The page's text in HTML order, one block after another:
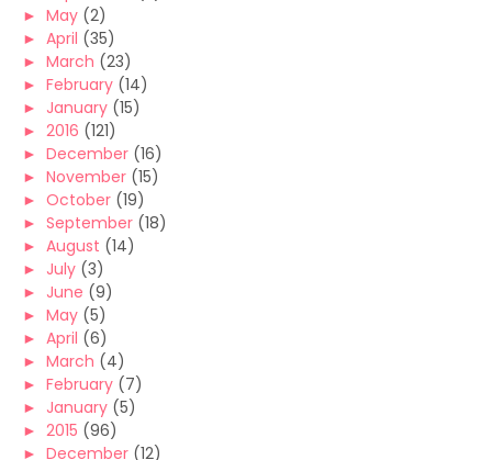
► May (2)
► April (35)
► March (23)
► February (14)
► January (15)
► 2016 (121)
► December (16)
► November (15)
► October (19)
► September (18)
► August (14)
► July (3)
► June (9)
► May (5)
► April (6)
► March (4)
► February (7)
► January (5)
► 2015 (96)
► December (12)